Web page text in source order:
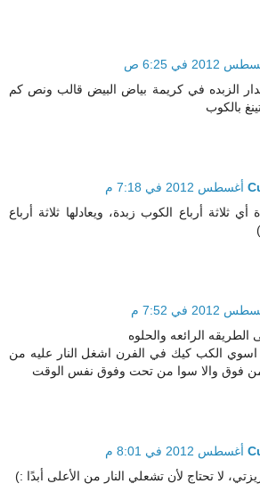
الزبده في كريمة بياض البيض قالب ونص كم
بالكوب
ثلاثة أرباع الكوب زبدة، ويعادلها ثلاثة أرباع
الرائعه والحلوه
الكب كيك في الفرن اشغل النار عليه من
فوق والا سوا من تحت وفوق نفس الوقت
لا تحتاج لأن تشعلي النار من الأعلى أبدًا :)